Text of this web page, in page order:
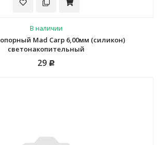
В наличии
Mad Carp 6,00мм (силикон)
светонакопительный
29 Р